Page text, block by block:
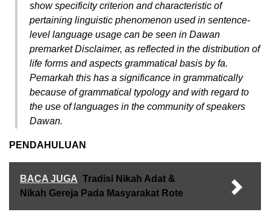
show specificity criterion and characteristic of
pertaining linguistic phenomenon used in sentence-
level language usage can be seen in Dawan
premarket Disclaimer, as reflected in the distribution of
life forms and aspects grammatical basis by fa.
Pemarkah this has a significance in grammatically
because of grammatical typology and with regard to
the use of languages in the community of speakers
Dawan.
PENDAHULUAN
BACA JUGA Tradisi Nikah Adat &
Nikah Gereja Pada Masyarakat Rote